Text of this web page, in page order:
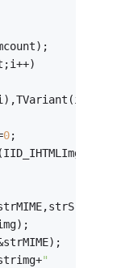
0;
"     [--"